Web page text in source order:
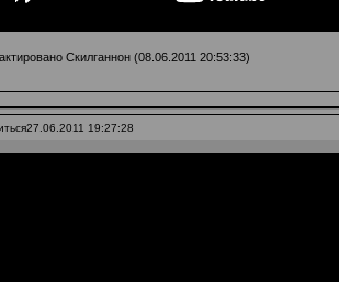
Скилганнон (08.06.2011 20:53:33)
27.06.2011 19:27:28